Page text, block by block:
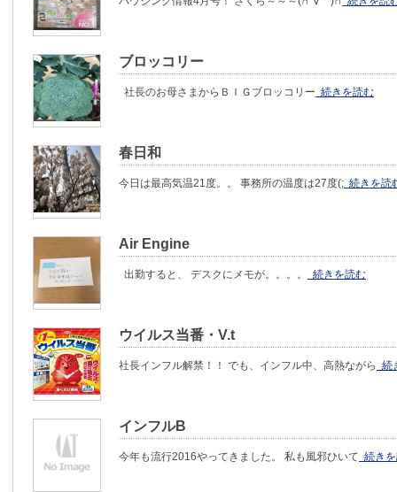
ブロッコリー
社長のお母さまからＢＩＧブロッコリー 続きを読む
春日和
今日は最高気温21度。。 事務所の温度は27度(; 続きを読
Air Engine
出勤すると、 デスクにメモが。。。。 続きを読む
ウイルス当番・V.t
社長インフル解禁！！ でも、インフル中、高熱ながら 続
インフルB
今年も流行2016やってきました。 私も風邪ひいて 続き